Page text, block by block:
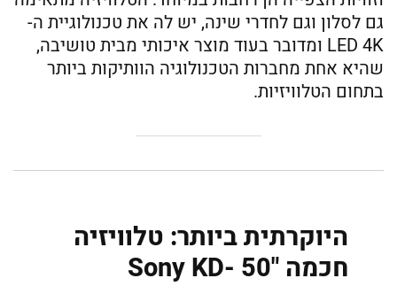
גם לסלון וגם לחדרי שינה, יש לה את טכנולוגיית ה-
LED 4K ומדובר בעוד מוצר איכותי מבית טושיבה,
שהיא אחת מחברות הטכנולוגיה הוותיקות ביותר
בתחום הטלוויזיות.
היוקרתית ביותר: טלוויזיה
חכמה "50 Sony KD-